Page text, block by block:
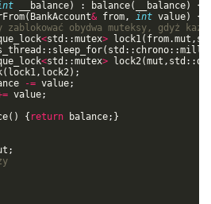
__balance) : balance( __balance) {
( BankAccount& from, int value)
{
zablokować obydwa muteksy, gdyż
<std ::mutex> lock1( from.mut ,
:: sleep_for( std :: chrono::
<std ::mutex> lock2(mut , std ::
( lock1, lock2) ;
-= value;
value;
( ) { return balance; }
;